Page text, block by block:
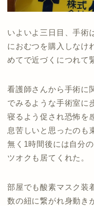
いよいよ三日目、手術
におむつを購入しなけ
めてで近づくにつれて
看護師さんから手術に
でみるような手術室に
寝るよう促され恐怖を
息苦しいと思ったのも
無く1時間後には自分
ツオクも居てくれた。
部屋でも酸素マスク装
数の紐に繋がれ身動き